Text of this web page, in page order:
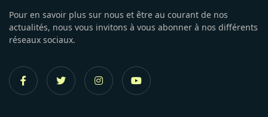
Pour en savoir plus sur nous et être au courant de nos
actualités, nous vous invitons à vous abonner à nos différents
réseaux sociaux.